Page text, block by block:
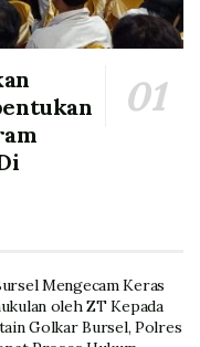
Mengecam Keras
oleh ZT Kepada
Golkar Bursel, Polres